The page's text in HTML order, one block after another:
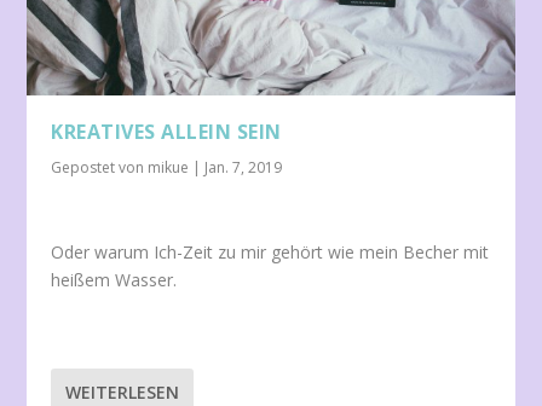
KREATIVES ALLEIN SEIN
Gepostet von mikue | Jan. 7, 2019
Oder warum Ich-Zeit zu mir gehört wie mein Becher mit
heißem Wasser.
WEITERLESEN